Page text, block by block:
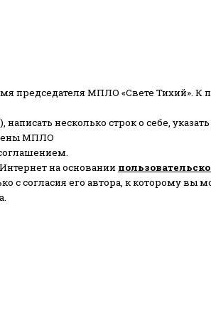
председателя МПЛО «Свете Тихий». К
несколько строк о себе,
МПЛО
на основании
с согласия его автора, к которому вы